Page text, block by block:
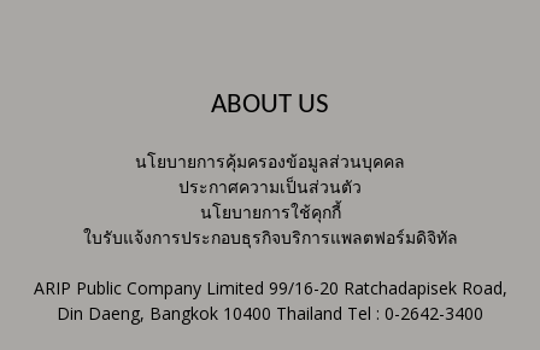
ABOUT US
นโยบายการคุ้มครองข้อมูลส่วนบุคคล
ประกาศความเป็นส่วนตัว
นโยบายการใช้คุกกี้
ใบรับแจ้งการประกอบธุรกิจบริการแพลตฟอร์มดิจิทัล
ARIP Public Company Limited 99/16-20 Ratchadapisek Road,
Din Daeng, Bangkok 10400 Thailand Tel : 0-2642-3400